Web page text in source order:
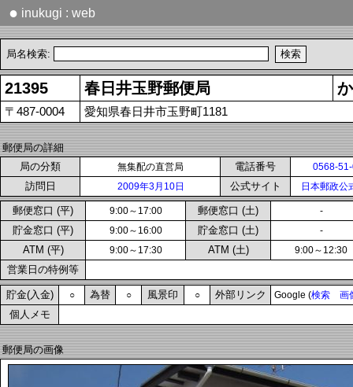
● inukugi : web
局名検索:
21395 春日井玉野郵便局
〒487-0004 愛知県春日井市玉野町1181
郵便局の詳細
局の分類
無集配の直営局 電話番号 0568-
訪問日 2009年3月10日 公式サイト 日本郵政公
郵便窓口 (平) 9:00～17:00 郵便窓口 (土) -
貯金窓口 (平) 9:00～16:00 貯金窓口 (土) -
ATM (平) 9:00～17:30 ATM (土) 9:00～12:30
営業日の特例等
貯金(入金) ○ 為替 ○ 風景印 ○ 外部リンク Google (検索 画
個人メモ
郵便局の画像